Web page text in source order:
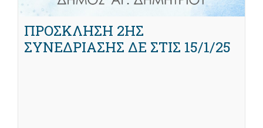
ΠΡΟΣΚΛΗΣΗ 2ΗΣ
ΣΥΝΕΔΡΙΑΣΗΣ ΔΕ ΣΤΙΣ 15/1/25